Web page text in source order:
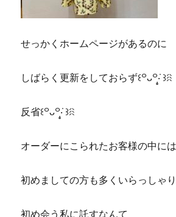
せっかくホームページがあるのに
しばらく更新をしておらず꒰꒪ᴗ꒪‧̣̥̇ ꒱ꋧ
反省꒰꒪ᴗ꒪‧̣̥̇ ꒱ꋧ
オーダーにこられたお客様の中には
初めましての方も多くいらっしゃり
初め会う私に託すなんて